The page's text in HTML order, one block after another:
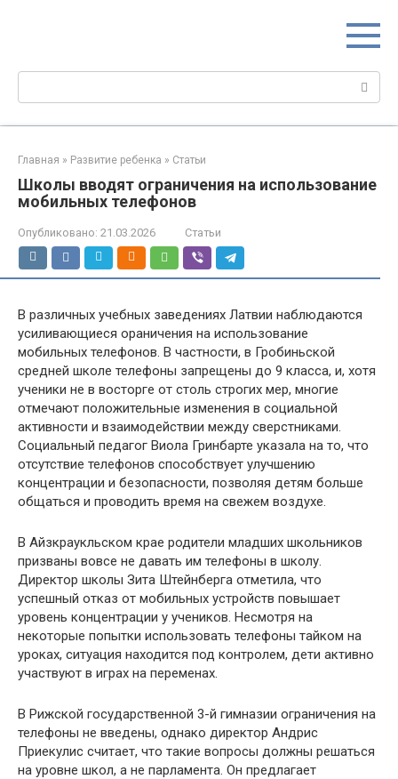
Поиск:
Главная » Развитие ребенка » Статьи
Школы вводят ограничения на использование
мобильных телефонов
Опубликовано: 21.03.2026 Статьи
В различных учебных заведениях Латвии наблюдаются
усиливающиеся ораничения на использование
мобильных телефонов. В частности, в Гробиньской
средней школе телефоны запрещены до 9 класса, и, хотя
ученики не в восторге от столь строгих мер, многие
отмечают положительные изменения в социальной
активности и взаимодействии между сверстниками.
Социальный педагог Виола Гринбарте указала на то, что
отсутствие телефонов способствует улучшению
концентрации и безопасности, позволяя детям больше
общаться и проводить время на свежем воздухе.
В Айзкраукльском крае родители младших школьников
призваны вовсе не давать им телефоны в школу.
Директор школы Зита Штейнберга отметила, что
успешный отказ от мобильных устройств повышает
уровень концентрации у учеников. Несмотря на
некоторые попытки использовать телефоны тайком на
уроках, ситуация находится под контролем, дети активно
участвуют в играх на переменах.
В Рижской государственной 3-й гимназии ограничения на
телефоны не введены, однако директор Андрис
Приекулис считает, что такие вопросы должны решаться
на уровне школ, а не парламента. Он предлагает